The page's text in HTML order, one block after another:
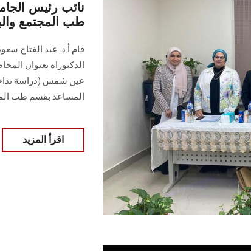
نائب رئيس
طب المجتمع
قام أ.د. عبد الفتاح
الدكتوراه بعنوان
عين شمس (دراسة
المساعد بقسم طب
اقرأ المزيد